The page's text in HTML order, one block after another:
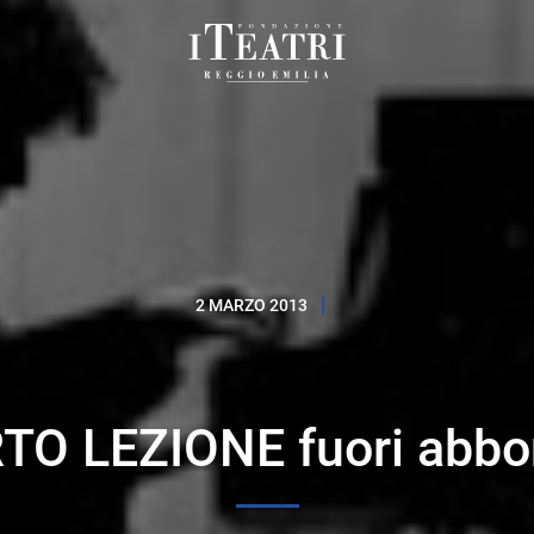
2 MARZO 2013
LEZIONE fuori